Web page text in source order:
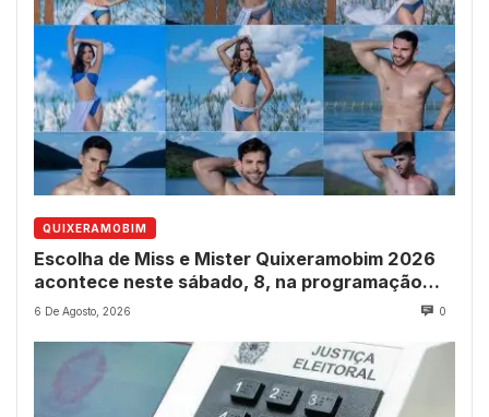
QUIXERAMOBIM
Escolha de Miss e Mister Quixeramobim 2026
acontece neste sábado, 8, na programação
dos 237 anos do município
6 De Agosto, 2026 0